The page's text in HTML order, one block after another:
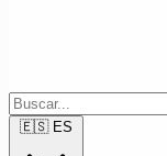
🇪🇸 ES